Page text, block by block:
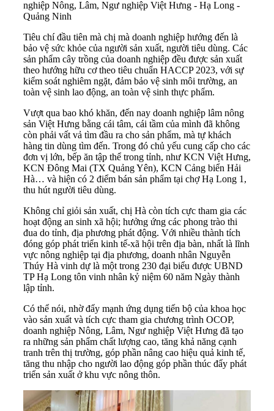
nghiệp Nông, Lâm, Ngư nghiệp Việt Hưng - Hạ Long -
Quảng Ninh
Tiêu chí đầu tiên mà chị mà doanh nghiệp hướng đến là
bảo vệ sức khỏe của người sản xuất, người tiêu dùng. Các
sản phẩm cây trồng của doanh nghiệp đều được sản xuất
theo hướng hữu cơ theo tiêu chuẩn HACCP 2023, với sự
kiểm soát nghiêm ngặt, đảm bảo vệ sinh môi trường, an
toàn vệ sinh lao động, an toàn vệ sinh thực phẩm.
Vượt qua bao khó khăn, đến nay doanh nghiệp lâm nông
sản Việt Hưng bằng cái tâm, cái tầm của mình đã không
còn phải vất vả tìm đầu ra cho sản phẩm, mà tự khách
hàng tin dùng tìm đến. Trong đó chủ yếu cung cấp cho các
đơn vị lớn, bếp ăn tập thể trong tỉnh, như KCN Việt Hưng,
KCN Đông Mai (TX Quảng Yên), KCN Cảng biển Hải
Hà… và hiện có 2 điểm bán sản phẩm tại chợ Hạ Long 1,
thu hút người tiêu dùng.
Không chỉ giỏi sản xuất, chị Hà còn tích cực tham gia các
hoạt động an sinh xã hội; hưởng ứng các phong trào thi
đua do tỉnh, địa phương phát động. Với nhiều thành tích
đóng góp phát triển kinh tế-xã hội trên địa bàn, nhất là lĩnh
vực nông nghiệp tại địa phương, doanh nhân Nguyễn
Thúy Hà vinh dự là một trong 230 đại biểu được UBND
TP Hạ Long tôn vinh nhân kỷ niệm 60 năm Ngày thành
lập tỉnh.
Có thể nói, nhờ đẩy mạnh ứng dụng tiến bộ của khoa học
vào sản xuất và tích cực tham gia chương trình OCOP,
doanh nghiệp Nông, Lâm, Ngư nghiệp Việt Hưng đã tạo
ra những sản phẩm chất lượng cao, tăng khả năng cạnh
tranh trên thị trường, góp phần nâng cao hiệu quả kinh tế,
tăng thu nhập cho người lao động góp phần thúc đẩy phát
triển sản xuất ở khu vực nông thôn.